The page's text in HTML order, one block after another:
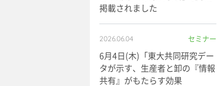
掲載されました
2026.06.04 セミナー
6月4日(木)「東大共同研究デー
タが示す、生産者と卸の『情報
共有』がもたらす効果